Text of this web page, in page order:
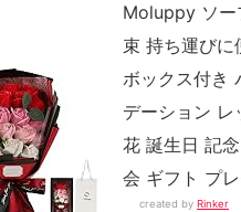
Moluppy ソー
束 持ち運びに
ボックス付き
デーション レ
花 誕生日 記
会 ギフト プ
created by Rinker